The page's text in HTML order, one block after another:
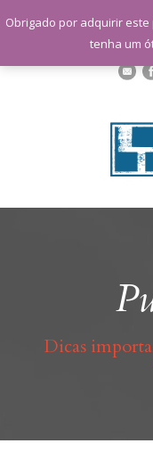
Dicas
Obrigado por adquirir
tenha um